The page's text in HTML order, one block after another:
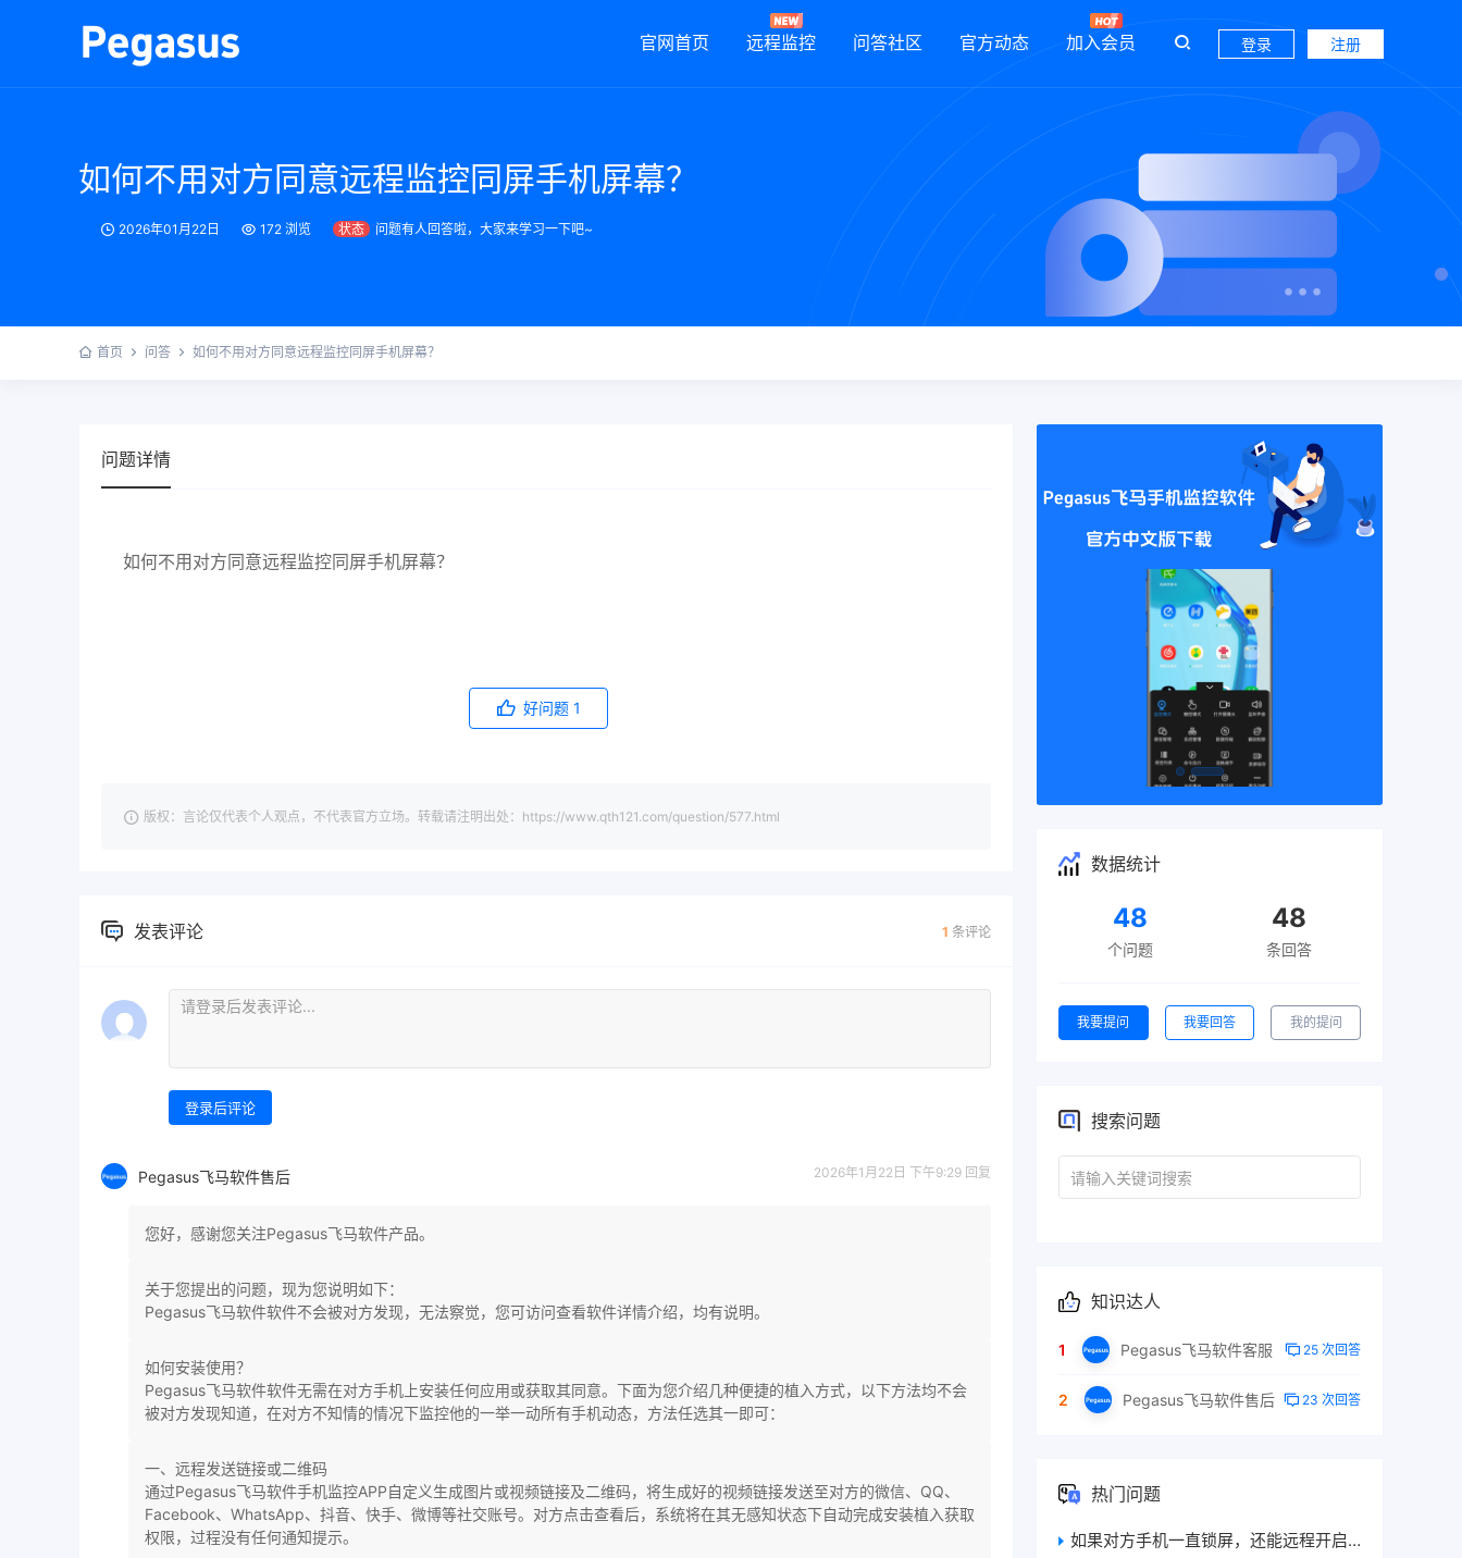
官网首页 远程监控 问答社区 官方动态 加入会员 登录 注册
如何不用对方同意远程监控同屏手机屏幕？
2026年01月22日 172 浏览 状态 问题有人回答啦，大家来学习一下吧~
首页 问答 如何不用对方同意远程监控同屏手机屏幕？
问题详情
如何不用对方同意远程监控同屏手机屏幕？
好问题 1
版权：言论仅代表个人观点，不代表官方立场。转载请注明出处：https://www.qth121.com/question/577.html
发表评论 1 条评论
登录后评论
Pegasus飞马软件售后 2026年1月22日 下午9:29 回复
您好，感谢您关注Pegasus飞马软件产品。
关于您提出的问题，现为您说明如下：
Pegasus飞马软件软件不会被对方发现，无法察觉，您可访问查看软件详情介绍，均有说明。
如何安装使用？
Pegasus飞马软件软件无需在对方手机上安装任何应用或获取其同意。下面为您介绍几种便捷的植入方式，以下方法均不会
被对方发现知道，在对方不知情的情况下监控他的一举一动所有手机动态，方法任选其一即可：
一、远程发送链接或二维码
通过Pegasus飞马软件手机监控APP自定义生成图片或视频链接及二维码，将生成好的视频链接发送至对方的微信、QQ、
Facebook、WhatsApp、抖音、快手、微博等社交账号。对方点击查看后，系统将在其无感知状态下自动完成安装植入获取
权限，过程没有任何通知提示。
数据统计
48
个问题
48
条回答
我要提问 我要回答 我的提问
搜索问题
知识达人
1 Pegasus飞马软件客服 25 次回答
2 Pegasus飞马软件售后 23 次回答
热门问题
如果对方手机一直锁屏，还能远程开启麦克风或摄像头吗？